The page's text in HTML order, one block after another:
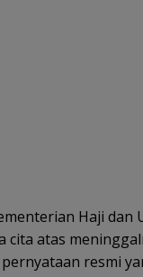
Haji dan
cita atas
resmi